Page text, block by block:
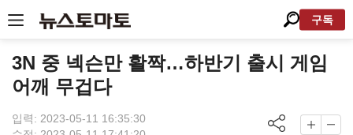
구독
3N 중 넥슨만 활짝…하반기 출시 게임
어깨 무겁다
입력: 2023-05-11 16:35:30